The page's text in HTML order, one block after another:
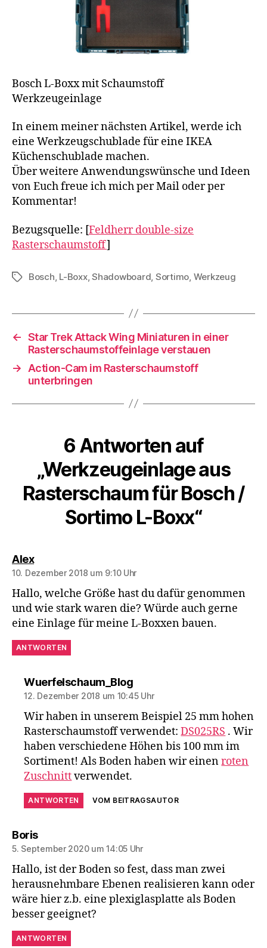
Bosch L-Boxx mit Schaumstoff
Werkzeugeinlage
In einem meiner nächsten Artikel, werde ich
eine Werkzeugschublade für eine IKEA
Küchenschublade machen.
Über weitere Anwendungswünsche und Ideen
von Euch freue ich mich per Mail oder per
Kommentar!
Bezugsquelle: [Feldherr double-size
Rasterschaumstoff]
Schlagwörter
Bosch L-Boxx,Shadowboard Sortimo Werkzeug
← Star Trek Attack Wing Miniaturen in einer
Rasterschaumstoffeinlage verstauen
→
Action-Cam im Rasterschaumstoff
unterbringen
6 Antworten auf
„Werkzeugeinlage aus
Rasterschaum für Bosch /
Sortimo L-Boxx“
Alexsagt:
10. Dezember 2018 um 9:10 Uhr
Hallo, welche Größe hast du dafür genommen
und wie stark waren die? Würde auch gerne
eine Einlage für meine L-Boxxen bauen.
ANTWORTEN
Wuerfelschaum_Blogsagt:
12. Dezember 2018 um 10:45 Uhr
Wir haben in unserem Beispiel 25 mm hohen
Rasterschaumstoff verwendet:DS025RS . Wir
haben verschiedene Höhen bis 100 mm im
Sortiment! Als Boden haben wir einenroten
Zuschnittverwendet.
ANTWORTEN VOM BEITRAGSAUTOR
Borissagt:
5. September 2020 um 14:05 Uhr
Hallo, ist der Boden so fest, dass man zwei
herausnehmbare Ebenen realisieren kann oder
wäre hier z.b. eine plexiglasplatte als Boden
besser geeignet?
ANTWORTEN